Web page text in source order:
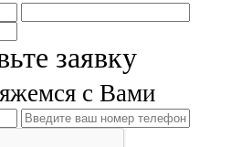
заявку
с Вами